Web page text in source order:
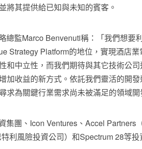
將其提供給已知與未知的賓客。
總監Marco Benvenuti稱：「我們想要
Strategy Platform的地位，實現酒店
和中立性，而我們期待與其它技術公
加收益的新方式。依託我們靈活的開
求為關鍵行業需求尚未被滿足的領域開
集團、Icon Ventures、Accel Partners
利風險投資公司）和Spectrum 28等投